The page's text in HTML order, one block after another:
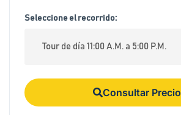
Seleccione el recorrido:
Consultar Precio